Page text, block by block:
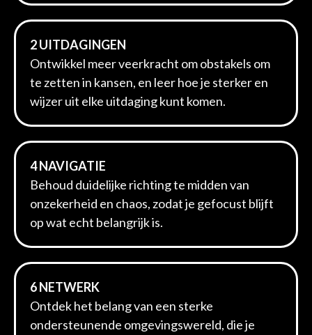
2 UITDAGINGEN
Ontwikkel meer veerkracht om obstakels om
te zetten in kansen, en leer hoe je sterker en
wijzer uit elke uitdaging kunt komen.
4 NAVIGATIE
Behoud duidelijke richting te midden van
onzekerheid en chaos, zodat je gefocust blijft
op wat echt belangrijk is.
6 NETWERK
Ontdek het belang van een sterke
ondersteunende omgevingswereld, die je